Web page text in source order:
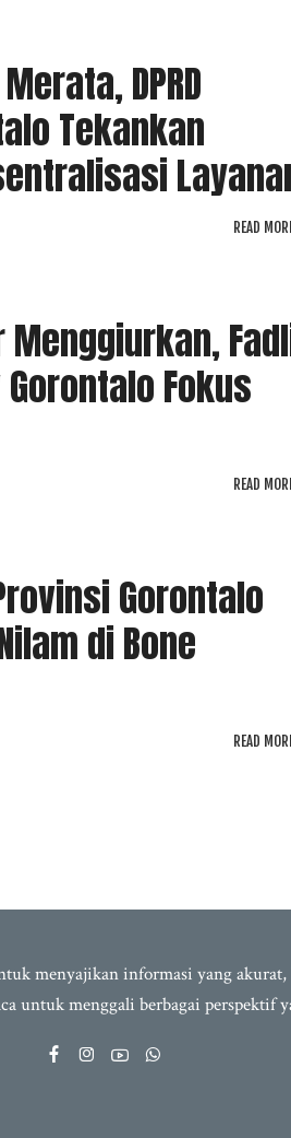
DPRD
Tekankan
READ
Menggiurkan,
Fokus
READ
Gorontalo
di Bone
READ
menyajikan informasi yang
untuk menggali berbagai perspektif